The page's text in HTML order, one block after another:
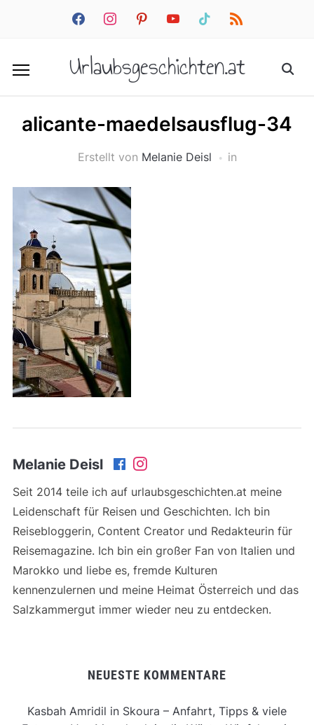
facebookinstagrampinterestyoutube tiktok rss
Urlaubsgeschichten.at
alicante-maedelsausflug-34
Erstellt von Melanie Deisl in
Melanie Deisl
Seit 2014 teile ich auf urlaubsgeschichten.at meine
Leidenschaft für Reisen und Geschichten. Ich bin
Reisebloggerin, Content Creator und Redakteurin für
Reisemagazine. Ich bin ein großer Fan von Italien und
Marokko und liebe es, fremde Kulturen
kennenzulernen und meine Heimat Österreich und das
Salzkammergut immer wieder neu zu entdecken.
NEUESTE KOMMENTARE
Kasbah Amridil in Skoura – Anfahrt, Tipps & viele